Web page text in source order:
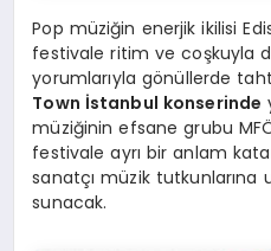
Pop müziğin enerjik ikilisi
festivale ritim ve coşkuyla
yorumlarıyla gönüllerde
Town İstanbul konserinde
müziğinin efsane grubu
festivale ayrı bir anlam
sanatçı müzik
sunacak.